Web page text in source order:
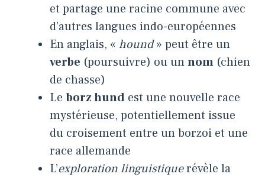
et partage une racine commune avec
d’autres langues indo-européennes
En anglais, « hound» peut être un
verbe (poursuivre) ou unnom (chien
de chasse)
Le borz hund est une nouvelle race
mystérieuse, potentiellement issue
du croisement entre un borzoi et une
race allemande
L’exploration linguistiquerévèle la